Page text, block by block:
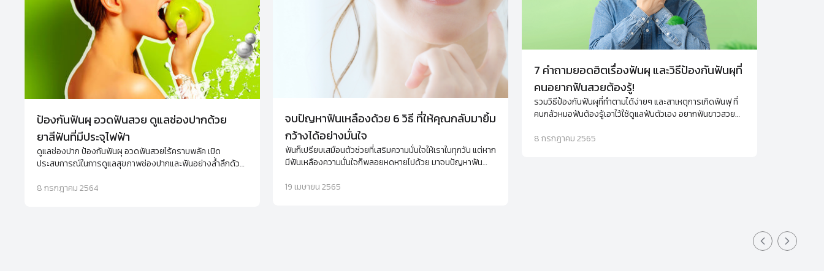
ป้องกันฟันผุ อวดฟันสวย ดูแลช่องปากด้วย
ยาสีฟันที่มีประจุไฟฟ้า
ดูแลช่องปาก ป้องกันฟันผุ อวดฟันสวยไร้คราบพลัค เปิด
ประสบการณ์ในการดูแลสุขภาพช่องปากและฟันอย่างล้ำลึกด้วย
อย่างมั่นใจมากกว่าที่เคย
8 กรกฎาคม 2564
จบปัญหาฟันเหลืองด้วย 6 วิธี ที่ให้คุณกลับมายิ้ม
กว้างได้อย่างมั่นใจ
ฟันก็เปรียบเสมือนตัวช่วยที่เสริมความมั่นใจให้เราในทุกวัน แต่หาก
มีฟันเหลืองความมั่นใจก็พลอยหดหายไปด้วย มาจบปัญหาฟัน
19 เมษายน 2565
7 คำถามยอดฮิตเรื่องฟันผุ และวิธีป้องกันฟันผุที่
คนอยากฟันสวยต้องรู้!
รวมวิธีป้องกันฟันผุที่ทำตามได้ง่ายๆ และสาเหตุการเกิดฟันฟุ ที่
คนกลัวหมอฟันต้องรู้เอาไว้ใช้ดูแลฟันตัวเอง อยากฟันขาวสวย
8 กรกฎาคม 2565
Previous slide
Next